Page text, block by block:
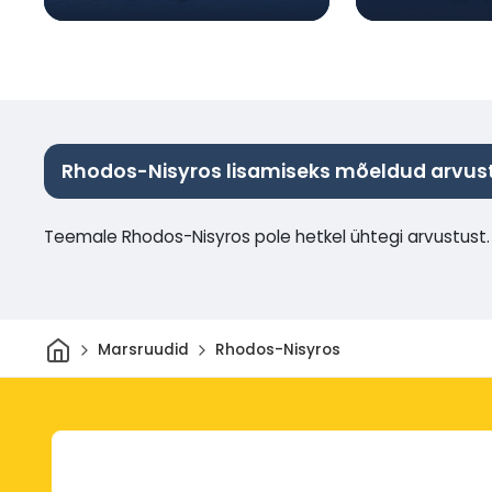
Rhodos-Nisyros lisamiseks mõeldud
Teemale Rhodos-Nisyros pole hetkel ühtegi arvustust.
Avaleht
Marsruudid Rhodos-Nisyros